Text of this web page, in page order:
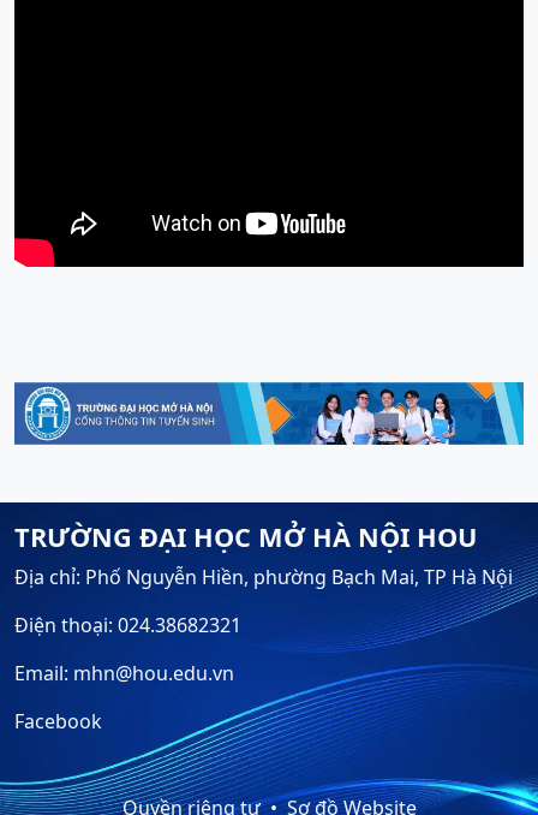
TRƯỜNG ĐẠI HỌC MỞ HÀ NỘI HOU
Địa chỉ: Phố Nguyễn Hiền, phường Bạch Mai, TP Hà Nội
Điện thoại: 024.38682321
Email: mhn@hou.edu.vn
Facebook
Quyền riêng tư Sơ đồ Website